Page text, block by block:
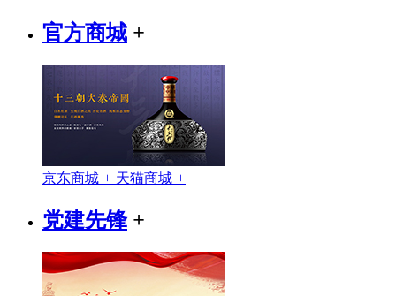
官方商城 +
京东商城 + 天猫商城 +
党建先锋+